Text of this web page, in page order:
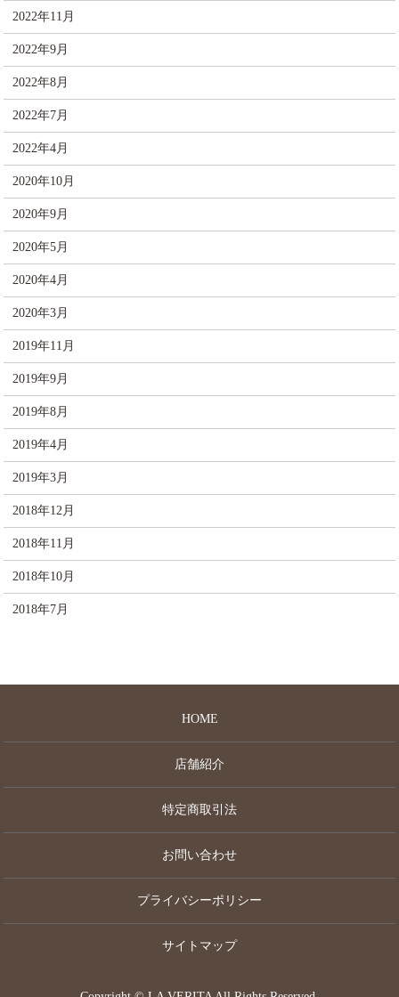
2022年11月
2022年9月
2022年8月
2022年7月
2022年4月
2020年10月
2020年9月
2020年5月
2020年4月
2020年3月
2019年11月
2019年9月
2019年8月
2019年4月
2019年3月
2018年12月
2018年11月
2018年10月
2018年7月
HOME
店舗紹介
特定商取引法
お問い合わせ
プライバシーポリシー
サイトマップ